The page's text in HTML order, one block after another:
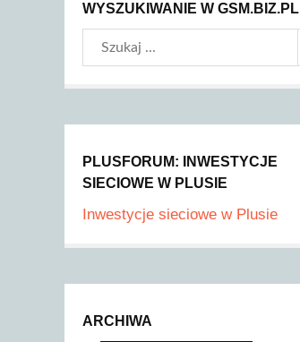
WYSZUKIWANIE W GSM.BIZ.PL
PLUSFORUM: INWESTYCJE
SIECIOWE W PLUSIE
Inwestycje sieciowe w Plusie
ARCHIWA